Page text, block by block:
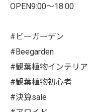
OPEN9:00〜18:00
#ビーガーデン
#Beegarden
#観葉植物インテリア
#観葉植物初心者
#決算sale